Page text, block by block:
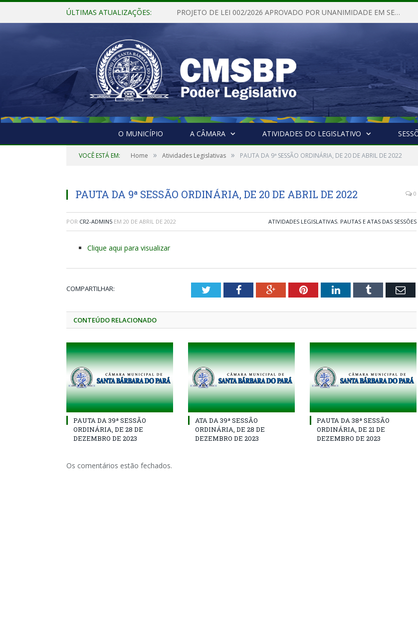
ÚLTIMAS ATUALIZAÇÕES: PROJETO DE LEI 002/2026 APROVADO POR UNANIMIDADE EM SESSÃO ORDINÁRIA NESTA QUINTA – FEIRA 28 DE MAIO DE 2026
O MUNICÍPIO A CÂMARA ATIVIDADES DO LEGISLATIVO
VOCÊ ESTÁ EM: Home » Atividades Legislativas » PAUTA DA 9ª SESSÃO ORDINÁRIA, DE 20 DE ABRIL DE 2022
PAUTA DA 9ª SESSÃO ORDINÁRIA, DE 20 DE ABRIL DE 2022 0
POR CR2-ADMIN5 EM 20 DE ABRIL DE 2022 ATIVIDADES LEGISLATIVAS, PAUTAS E ATAS DAS SESSÕES
Clique aqui para visualizar
COMPARTILHAR: TwitterFacebookGoogle+PinterestLinkedInTumblr
CONTEÚDO RELACIONADO
PAUTA DA 39ª SESSÃO
ORDINÁRIA, DE 28 DE
DEZEMBRO DE 2023
ATA DA 39ª SESSÃO
ORDINÁRIA, DE 28 DE
DEZEMBRO DE 2023
PAUTA DA 38ª SESSÃO
ORDINÁRIA, DE 21 DE
DEZEMBRO DE 2023
Os comentários estão fechados.